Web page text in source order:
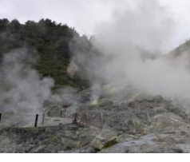
泉
八
幡
(
秋
田
側